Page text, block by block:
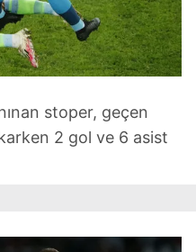
stoper, geçen
2 gol ve 6 asist